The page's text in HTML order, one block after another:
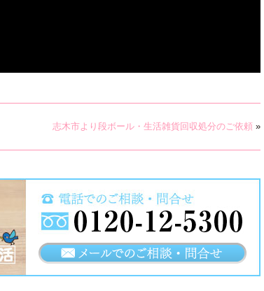
志木市より段ボール・生活雑貨回収処分のご依頼 »